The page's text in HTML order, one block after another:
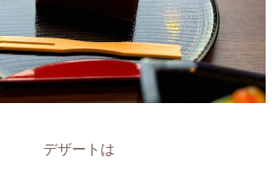
デザートは